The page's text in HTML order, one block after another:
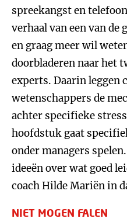
spreekangst en
verhaal van een van
en graag meer wil
doorbladeren naar het
experts. Daarin leggen
wetenschappers de
achter specifieke
hoofdstuk gaat
onder managers
ideeën over wat goed
coach Hilde Mariën in
NIET MOGEN FALEN